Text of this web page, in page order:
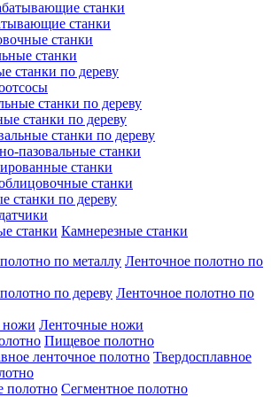
станки
станки
станки
станки по дереву
станки по дереву
станки по дереву
станки по дереву
пазовальные станки
станки
станки
станки по дереву
Камнерезные станки
Ленточное полотно по
Ленточное полотно по
Ленточные ножи
Пищевое полотно
Твердосплавное
Сегментное полотно